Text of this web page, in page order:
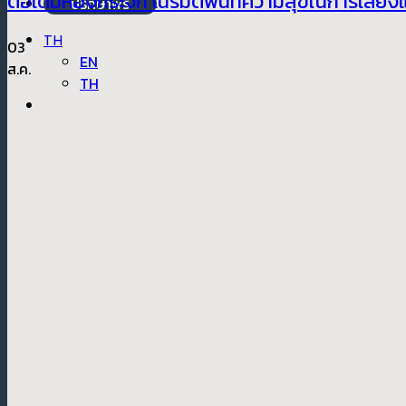
TH
EN
TH
03
ส.ค.